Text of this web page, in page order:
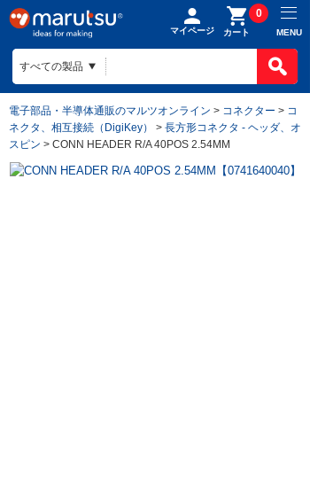
マイページ カート
0
MENU
電子部品・半導体通販のマルツオンライン > コネクター > コ
ネクタ、相互接続（DigiKey）
> 長方形コネクタ - ヘッダ、オ
スピン > CONN HEADER R/A 40POS 2.54MM